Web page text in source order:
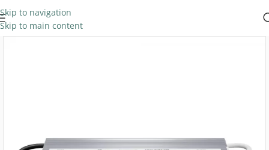
Skip to navigation
Skip to main content